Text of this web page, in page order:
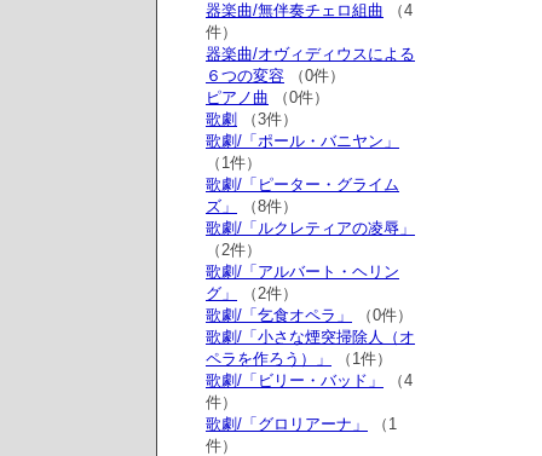
器楽曲/無伴奏チェロ組曲 （4
件）
器楽曲/オヴィディウスによる
６つの変容 （0件）
ピアノ曲 （0件）
歌劇
（3件）
歌劇/「ポール・バニヤン」
（1件）
歌劇/「ピーター・グライム
ズ」
（8件）
歌劇/「ルクレティアの凌辱」
（2件）
歌劇/「アルバート・ヘリン
グ」
（2件）
歌劇/「乞食オペラ」
（0件）
歌劇/「小さな煙突掃除人（オ
ペラを作ろう）」
（1件）
歌劇/「ビリー・バッド」
（4
件）
歌劇/「グロリアーナ」
（1
件）